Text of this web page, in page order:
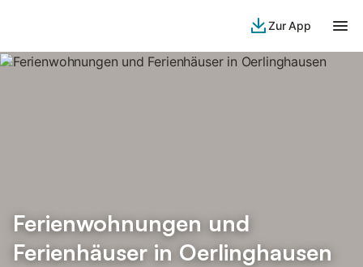
Zur App
Ferienwohnungen und
Ferienhäuser in Oerlinghausen